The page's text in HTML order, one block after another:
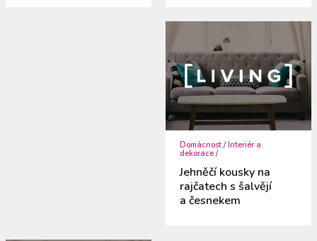
Domácnost /Interiér a
dekorace /
Jehněčí kousky na
rajčatech s šalvějí
a česnekem